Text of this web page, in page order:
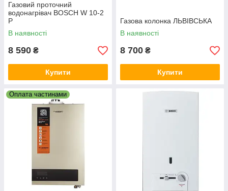
Газовий проточний
водонагрівач BOSCH W 10-2
P
В наявності
8 590 ₴
Купити
Газова колонка ЛЬВІВСЬКА
В наявності
8 700 ₴
Купити
Оплата частинами